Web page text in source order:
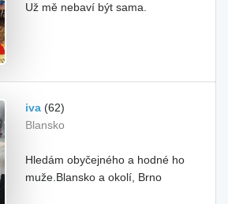
Už mě nebaví být sama.
iva (62)
Blansko
Hledám obyčejného a hodné ho
muže.Blansko a okolí, Brno